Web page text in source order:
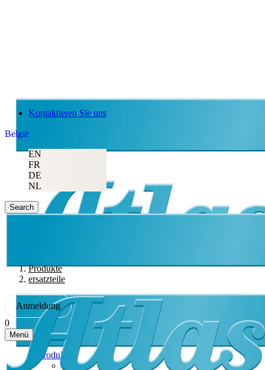
Kontaktieren Sie uns
België
EN
FR
DE
NL
Search
Produkte
ersatzteile
Anmeldung
0
Menü
Produkte